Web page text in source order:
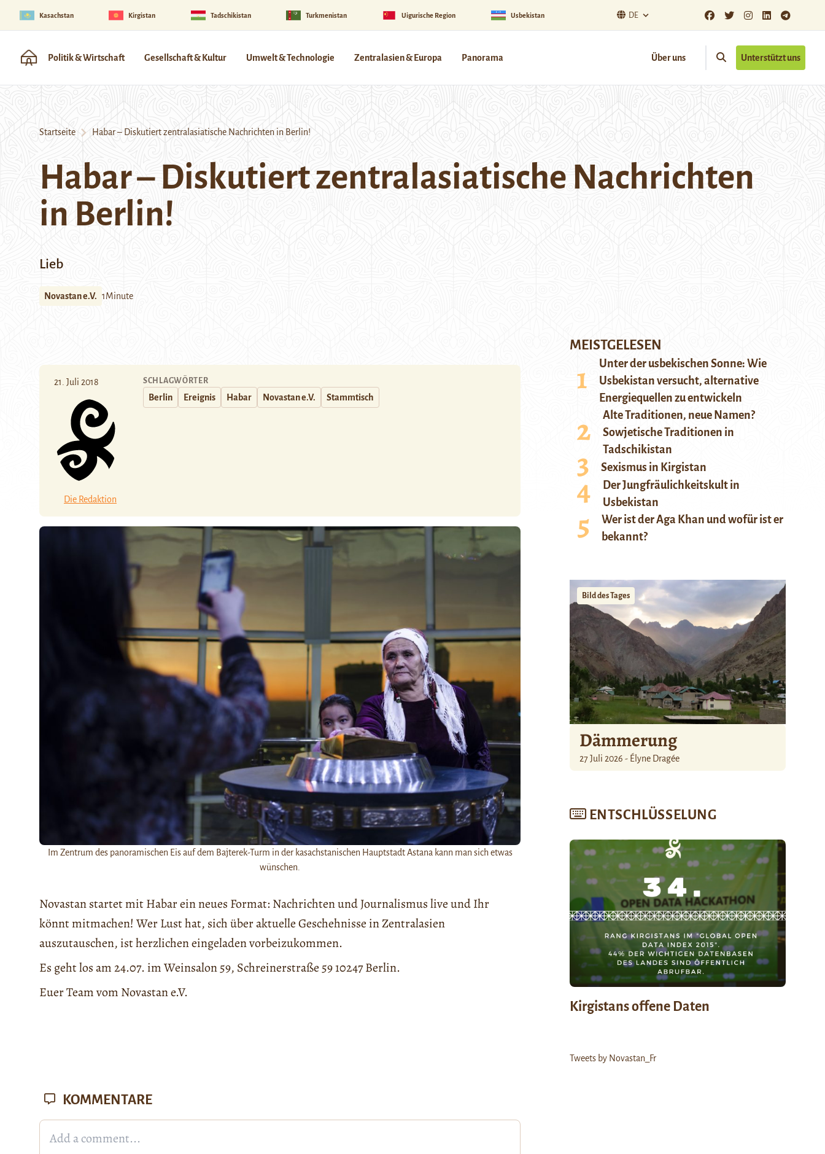
Kasachstan Kirgistan Tadschikistan Turkmenistan Uigurische Region Usbekistan DE
Politik & Wirtschaft Gesellschaft & Kultur Umwelt & Technologie Zentralasien & Europa Panorama Über uns Unterstützt uns
Startseite Habar – Diskutiert zentralasiatische Nachrichten in Berlin!
Habar – Diskutiert zentralasiatische Nachrichten
in Berlin!
Lieb
Novastan e.V. 1Minute
21. Juli 2018
Die Redaktion
SCHLAGWÖRTER
Berlin Ereignis Habar Novastan e.V. Stammtisch
Im Zentrum des panoramischen Eis auf dem Bajterek-Turm in der kasachstanischen Hauptstadt Astana kann man sich etwas
wünschen.
Novastan startet mit Habar ein neues Format: Nachrichten und Journalismus live und Ihr
könnt mitmachen! Wer Lust hat, sich über aktuelle Geschehnisse in Zentralasien
auszutauschen, ist herzlichen eingeladen vorbeizukommen.
Es geht los am 24.07. im Weinsalon 59, Schreinerstraße 59 10247 Berlin.
Euer Team vom Novastan e.V.
MEISTGELESEN
Unter der usbekischen Sonne: Wie
Usbekistan versucht, alternative
Energiequellen zu entwickeln
Alte Traditionen, neue Namen?
Sowjetische Traditionen in
Tadschikistan
Sexismus in Kirgistan
Der Jungfräulichkeitskult in
Usbekistan
Wer ist der Aga Khan und wofür ist er
bekannt?
Bild des Tages
Dämmerung
27 Juli 2026 - Élyne Dragée
ENTSCHLÜSSELUNG
Kirgistans offene Daten
Tweets by Novastan_Fr
KOMMENTARE